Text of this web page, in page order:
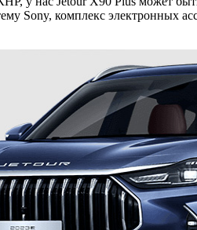
Sony, комплекс электронных